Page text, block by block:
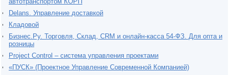
Delans. Управление доставкой
Кладовой
Бизнес.Ру. Торговля, Склад, CRM и онлайн-касса 54-ФЗ. Для опта и
розницы
Project Сontrol – система управления проектами
«ПУСК» (Проектное Управление Современной Компанией)